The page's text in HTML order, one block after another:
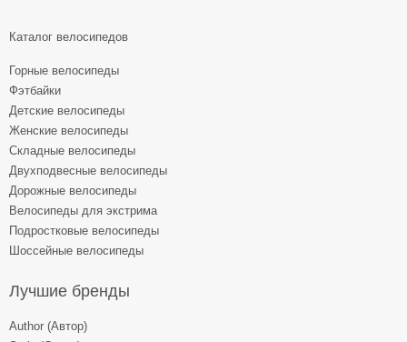
Каталог велосипедов
Горные велосипеды
Фэтбайки
Детские велосипеды
Женские велосипеды
Складные велосипеды
Двухподвесные велосипеды
Дорожные велосипеды
Велосипеды для экстрима
Подростковые велосипеды
Шоссейные велосипеды
Лучшие бренды
Author (Автор)